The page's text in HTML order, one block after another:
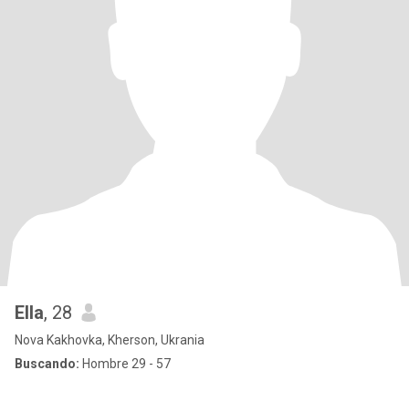
Ella, 28
Nova Kakhovka, Kherson, Ukrania
Buscando: Hombre 29 - 57